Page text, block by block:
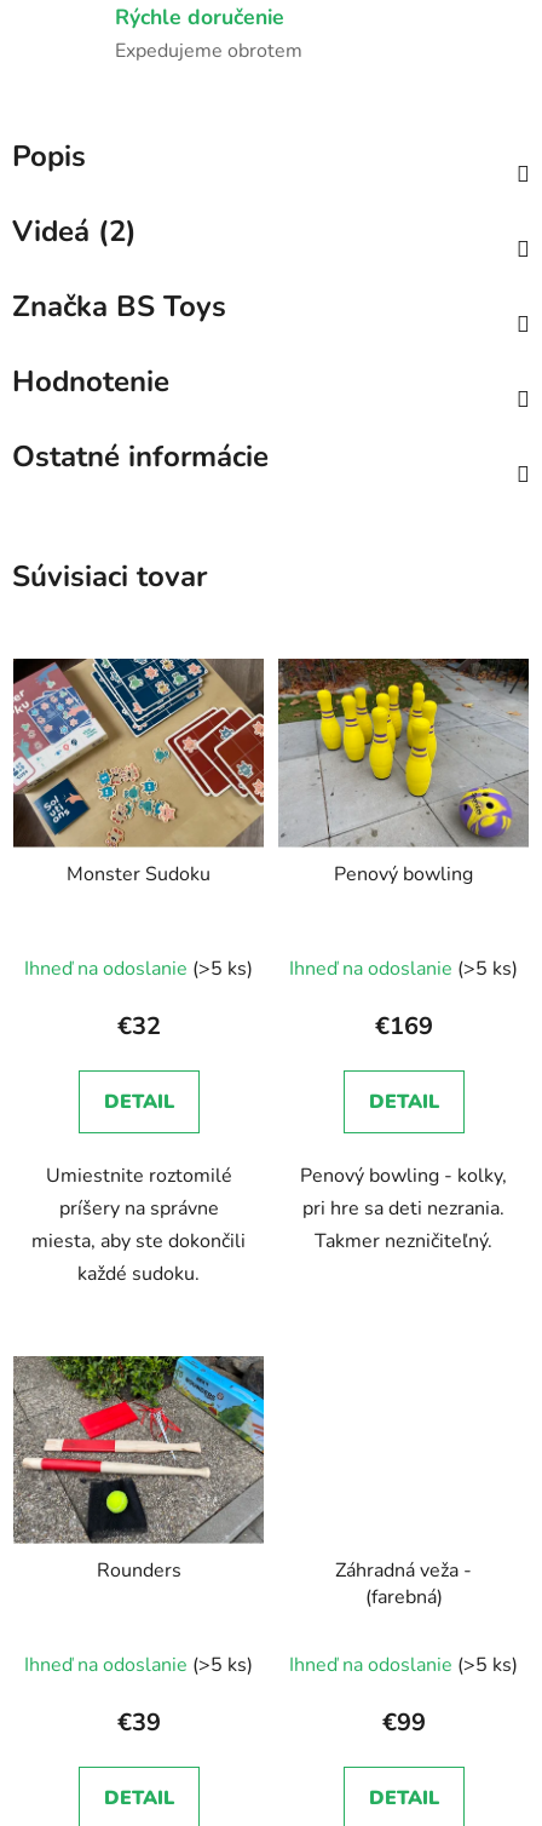
Rýchle doručenie
Expedujeme obrotem
Popis
Videá (2)
Značka BS Toys
Hodnotenie
Ostatné informácie
Súvisiaci tovar
Monster Sudoku
Ihneď na odoslanie (>5 ks)
€32
DETAIL
Umiestnite roztomilé
príšery na správne
miesta, aby ste dokončili
každé sudoku.
Penový bowling
hodnotenie
produktu
5,0
z
hviezdičiek.
Ihneď na odoslanie (>5 ks)
€169
DETAIL
Penový bowling - kolky,
pri hre sa deti nezrania.
Takmer nezničiteľný.
Rounders
Ihneď na odoslanie (>5 ks)
€39
DETAIL
Záhradná veža -
(farebná)
Ihneď na odoslanie (>5 ks)
€99
DETAIL